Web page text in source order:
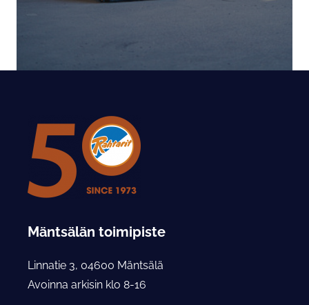
Mäntsälän toimipiste
Linnatie 3, 04600 Mäntsälä
Avoinna arkisin klo 8-16